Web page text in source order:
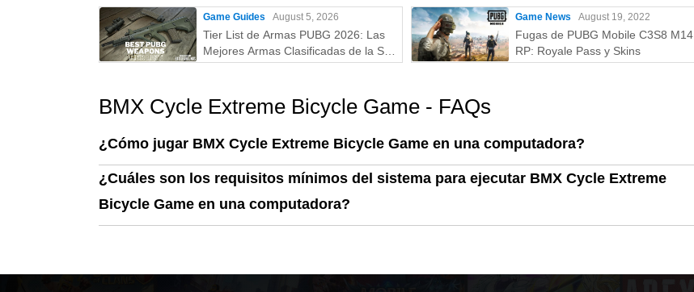
Game Guides August 5, 2026
Tier List de Armas PUBG 2026: Las
Mejores Armas Clasificadas de la S a
la D (Guía Actualizada)
Game News August 19, 2022
Fugas de PUBG Mobile C3S8 M14
RP: Royale Pass y Skins
BMX Cycle Extreme Bicycle Game - FAQs
¿Cómo jugar BMX Cycle Extreme Bicycle Game en una computadora?
¿Cuáles son los requisitos mínimos del sistema para ejecutar BMX Cycle Extreme
Bicycle Game en una computadora?